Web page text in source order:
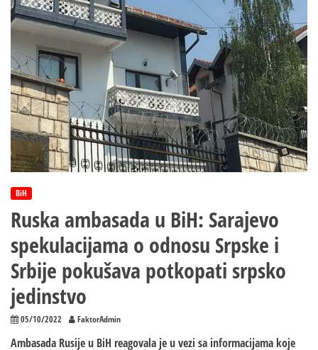
BiH:
Novi
set
američkih
sankcija
primjer
dvostrukih
aršina
BiH
Ruska ambasada u BiH: Sarajevo
spekulacijama o odnosu Srpske i
Srbije pokušava potkopati srpsko
jedinstvo
05/10/2022 FaktorAdmin
Ambasada Rusije u BiH reagovala je u vezi sa informacijama koje